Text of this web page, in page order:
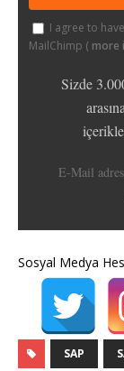
I agree to
MailChimp ( more
Sizde
E-Mail
Sosyal Medya
SAP